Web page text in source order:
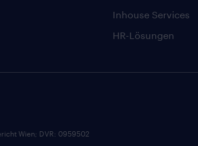
Inhouse Services
HR-Lösungen
Wien; DVR: 0959502